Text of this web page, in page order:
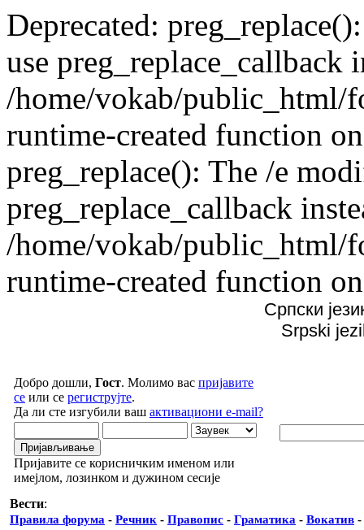
Deprecated:
use preg_replace_callback
/home/vokab/public_html/
runtime-created function
preg_replace(): The /e
preg_replace_callback
/home/vokab/public_html/
runtime-created function
Српски
Srpski
Добро дошли, Гост. Молимо вас пријавите
се или се региструјте.
Да ли сте изгубили ваш активациони e-mail?
Пријавите се корисничким именом или
имејлом, лозинком и дужином сесије
Вести:
Правила форума - Речник - Правопис - Граматика - Вокатив -